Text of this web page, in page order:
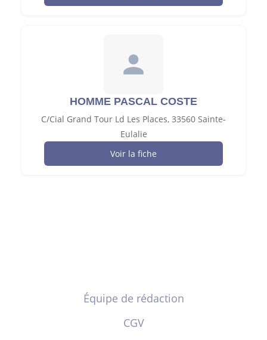
HOMME PASCAL COSTE
C/Cial Grand Tour Ld Les Places, 33560 Sainte-
Eulalie
Voir la fiche
Équipe de rédaction
CGV